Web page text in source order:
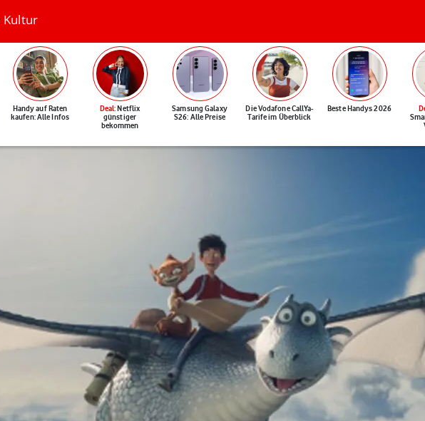
Kultur
Handy auf Raten
kaufen: Alle Infos
Deal: Netflix
günstiger
bekommen
Samsung Galaxy
S26: Alle Preise
Die Vodafone CallYa-
Tarife im Überblick
Beste Handys 2026